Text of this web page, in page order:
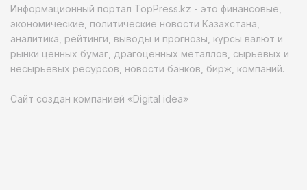
Информационный портал TopPress.kz - это финансовые,
экономические, политические новости Казахстана,
аналитика, рейтинги, выводы и прогнозы, курсы валют и
рынки ценных бумаг, драгоценных металлов, сырьевых и
несырьевых ресурсов, новости банков, бирж, компаний.
Сайт создан компанией «Digital idea»